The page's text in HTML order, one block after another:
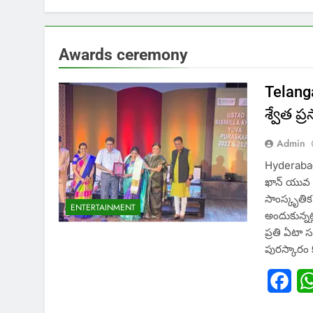
Awards ceremony
ENTERTAINMENT
శ్వేత
Admin
ఖాన్ యువ
ప్రతి ఏటా